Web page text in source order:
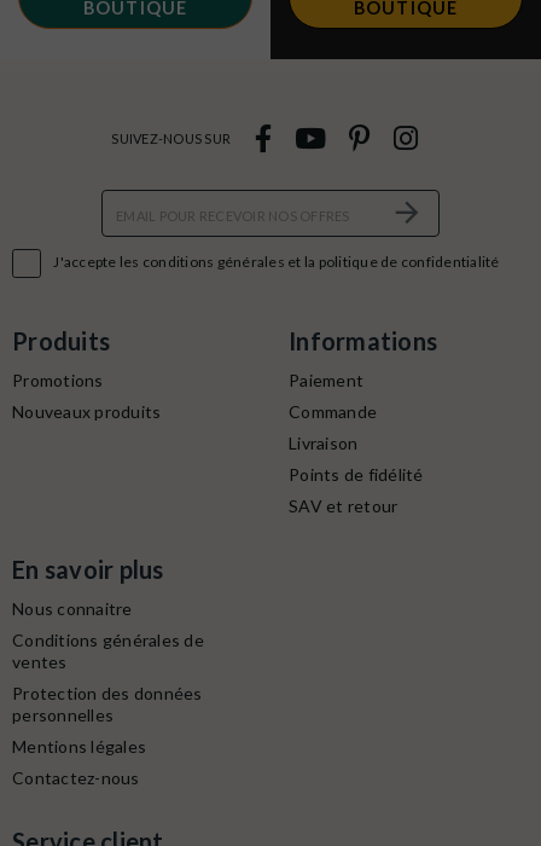
BOUTIQUE
BOUTIQUE
J'accepte les conditions générales et la politique de confidentialité
SUIVEZ-NOUS SUR
Produits
Promotions
Nouveaux produits
Informations
Paiement
Commande
Livraison
Points de fidélité
SAV et retour
En savoir plus
Nous connaitre
Conditions générales de
ventes
Protection des données
personnelles
Mentions légales
Contactez-nous